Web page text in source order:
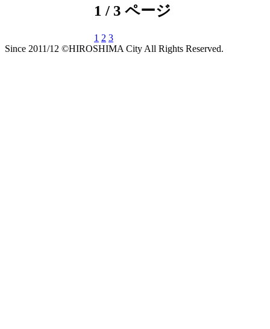
1 / 3 ページ
1 2 3
Since 2011/12 ©HIROSHIMA City All Rights Reserved.